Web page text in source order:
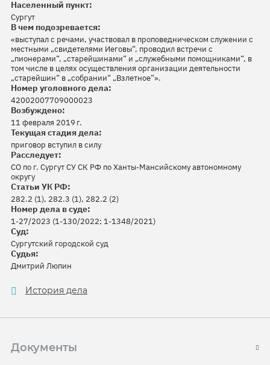
Населенный пункт:
Сургут
В чем подозревается:
«выступал с речами, участвовал в проповедническом служении с
местными „свидетелями Иеговы“, проводил встречи с
„пионерами“, „старейшинами“ и „служебными помощниками“, в
том числе в целях осуществления организации деятельности
„старейшин“ в „собрании“ „Взлетное“».
Номер уголовного дела:
42002007709000023
Возбуждено:
11 февраля 2019 г.
Текущая стадия дела:
приговор вступил в силу
Расследует:
СО по г. Сургут СУ СК РФ по Ханты-Мансийскому автономному
округу
Статьи УК РФ:
282.2 (1), 282.3 (1), 282.2 (2)
Номер дела в суде:
1-27/2023 (1-130/2022; 1-1348/2021)
Суд:
Сургутский городской суд
Судья:
Дмитрий Люпин
История дела
Документы